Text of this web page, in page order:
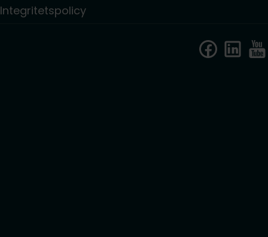
Integritetspolicy